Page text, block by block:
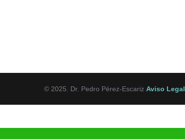
© 2025. Dr. Pedro Pérez-Escariz Aviso Legal